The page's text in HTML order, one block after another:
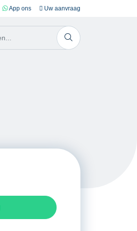
App ons Uw aanvraag